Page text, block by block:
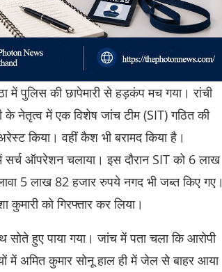
में पुलिस की छापेमारी से हड़कंप मच गया। रांची
के नेतृत्व में एक विशेष जांच टीम (SIT) गठित की
किया। वहीं कैश भी बरामद किया है।
ऑपरेशन चलाया। इस दौरान SIT को 6 लाख
5 लाख 82 हजार रुपये नगद भी जब्त किए गए।
को गिरफ्तार कर लिया।
हुए पाया गया। जांच में पता चला कि आरोपी
में अमित कुमार सोनू हाल ही में जेल से बाहर आया